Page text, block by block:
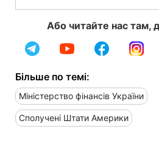
Або читайте нас там,
Більше по темі:
Міністерство фінансів України
Сполучені Штати Америки